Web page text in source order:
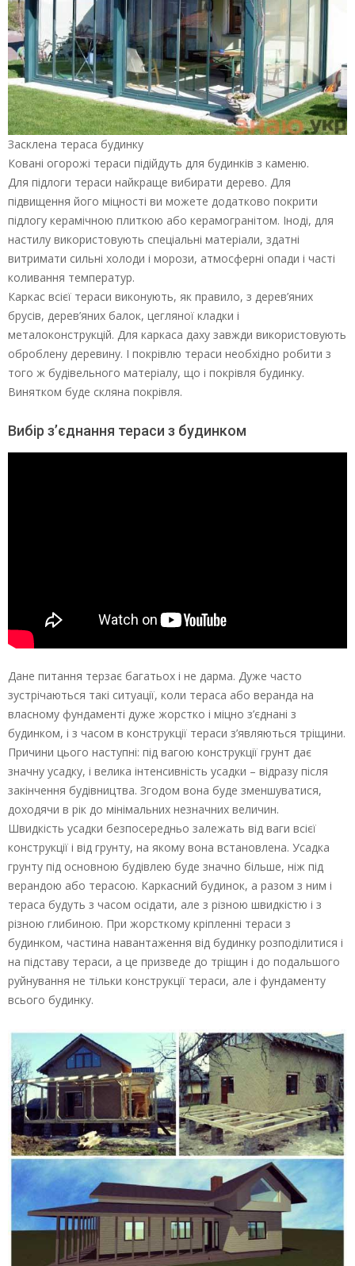
Засклена тераса будинку
Ковані огорожі тераси підійдуть для будинків з каменю.
Для підлоги тераси найкраще вибирати дерево. Для
підвищення його міцності ви можете додатково покрити
підлогу керамічною плиткою або керамогранітом. Іноді, для
настилу використовують спеціальні матеріали, здатні
витримати сильні холоди і морози, атмосферні опади і часті
коливання температур.
Каркас всієї тераси виконують, як правило, з дерев’яних
брусів, дерев’яних балок, цегляної кладки і
металоконструкцій. Для каркаса даху завжди використовують
оброблену деревину. І покрівлю тераси необхідно робити з
того ж будівельного матеріалу, що і покрівля будинку.
Винятком буде скляна покрівля.
Вибір з’єднання тераси з будинком
Дане питання терзає багатьох і не дарма. Дуже часто
зустрічаються такі ситуації, коли тераса або веранда на
власному фундаменті дуже жорстко і міцно з’єднані з
будинком, і з часом в конструкції тераси з’являються тріщини.
Причини цього наступні: під вагою конструкції грунт дає
значну усадку, і велика інтенсивність усадки – відразу після
закінчення будівництва. Згодом вона буде зменшуватися,
доходячи в рік до мінімальних незначних величин.
Швидкість усадки безпосередньо залежать від ваги всієї
конструкції і від грунту, на якому вона встановлена. Усадка
грунту під основною будівлею буде значно більше, ніж під
верандою або терасою. Каркасний будинок, а разом з ним і
тераса будуть з часом осідати, але з різною швидкістю і з
різною глибиною. При жорсткому кріпленні тераси з
будинком, частина навантаження від будинку розподілитися і
на підставу тераси, а це призведе до тріщин і до подальшого
руйнування не тільки конструкції тераси, але і фундаменту
всього будинку.